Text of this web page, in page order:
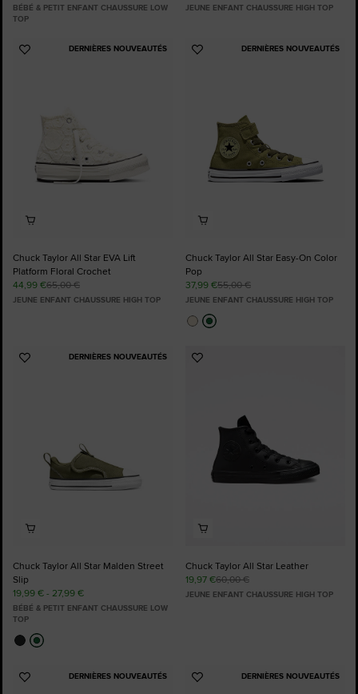
BÉBÉ & PETIT ENFANT CHAUSSURE LOW
TOP
JEUNE ENFANT CHAUSSURE HIGH TOP
DERNIÈRES NOUVEAUTÉS
Ajouter
Chuck Taylor All Star EVA Lift
Platform Floral Crochet
44,99 €65,00 €
JEUNE ENFANT CHAUSSURE HIGH TOP
DERNIÈRES NOUVEAUTÉS
Ajouter
Chuck Taylor All Star Easy-On Color
Pop
37,99 €55,00 €
JEUNE ENFANT CHAUSSURE HIGH TOP
DERNIÈRES NOUVEAUTÉS
Ajouter
Chuck Taylor All Star Malden Street
Slip
19,99 € - 27,99 €
BÉBÉ & PETIT ENFANT CHAUSSURE LOW
TOP
Ajouter
Chuck Taylor All Star Leather
19,97 €60,00 €
JEUNE ENFANT CHAUSSURE HIGH TOP
DERNIÈRES NOUVEAUTÉS
Ajouter
DERNIÈRES NOUVEAUTÉS
Ajouter